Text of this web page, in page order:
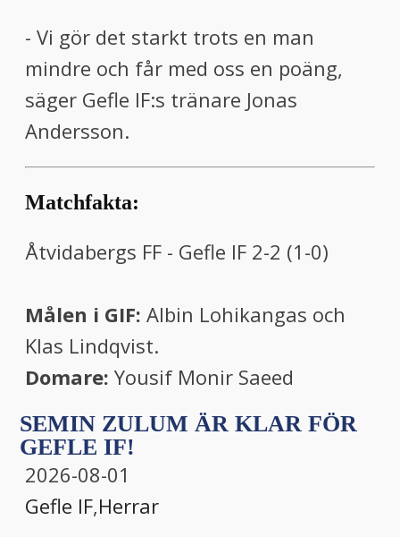
- Vi gör det starkt trots en man
mindre och får med oss en poäng,
säger Gefle IF:s tränare Jonas
Andersson.
Matchfakta:
Åtvidabergs FF - Gefle IF 2-2 (1-0)
Målen i GIF: Albin Lohikangas och
Klas Lindqvist.
Domare: Yousif Monir Saeed
SEMIN ZULUM ÄR KLAR FÖR
GEFLE IF!
2026-08-01
Gefle IF,Herrar